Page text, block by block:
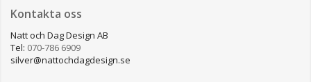
Kontakta oss
Natt och Dag Design AB
Tel: 070-786 6909
silver@nattochdagdesign.se